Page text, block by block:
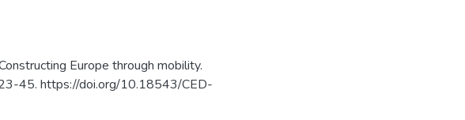
Europe through mobility.
45. https://doi.org/10.18543/CED-